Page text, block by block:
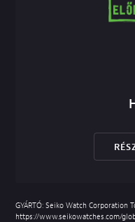
GYÁRTÓ: Seiko Watch Corporation
https://www.seikowatches.com/